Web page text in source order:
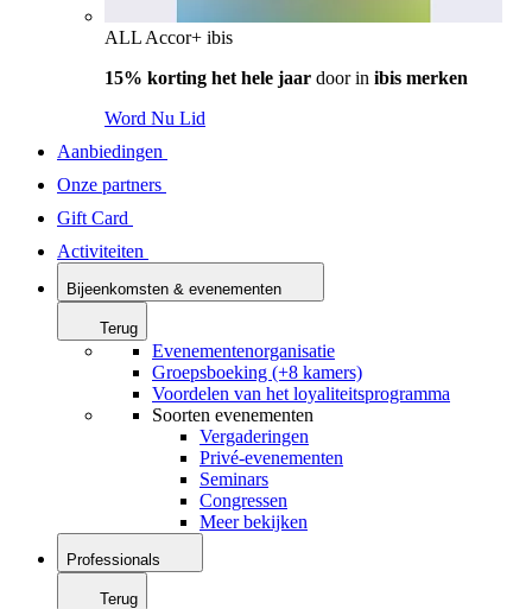
ALL Accor+ ibis
15% korting het hele jaar door in ibis merken
Word Nu Lid
Aanbiedingen
Onze partners
Gift Card
Activiteiten
Bijeenkomsten & evenementen
Terug
Evenementenorganisatie
Groepsboeking (+8 kamers)
Voordelen van het loyaliteitsprogramma
Soorten evenementen
Vergaderingen
Privé-evenementen
Seminars
Congressen
Meer bekijken
Professionals
Terug